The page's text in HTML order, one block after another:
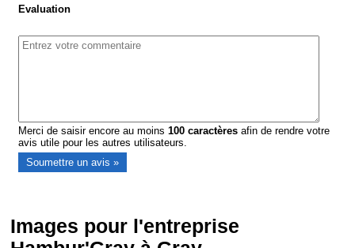
Evaluation
Merci de saisir encore au moins100 caractères afin de rendre votre
avis utile pour les autres utilisateurs.
Images pour l'entreprise